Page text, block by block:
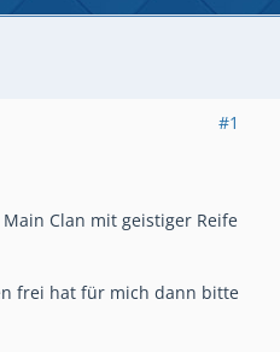
#1
Clan mit geistiger Reife
frei hat für mich dann bitte